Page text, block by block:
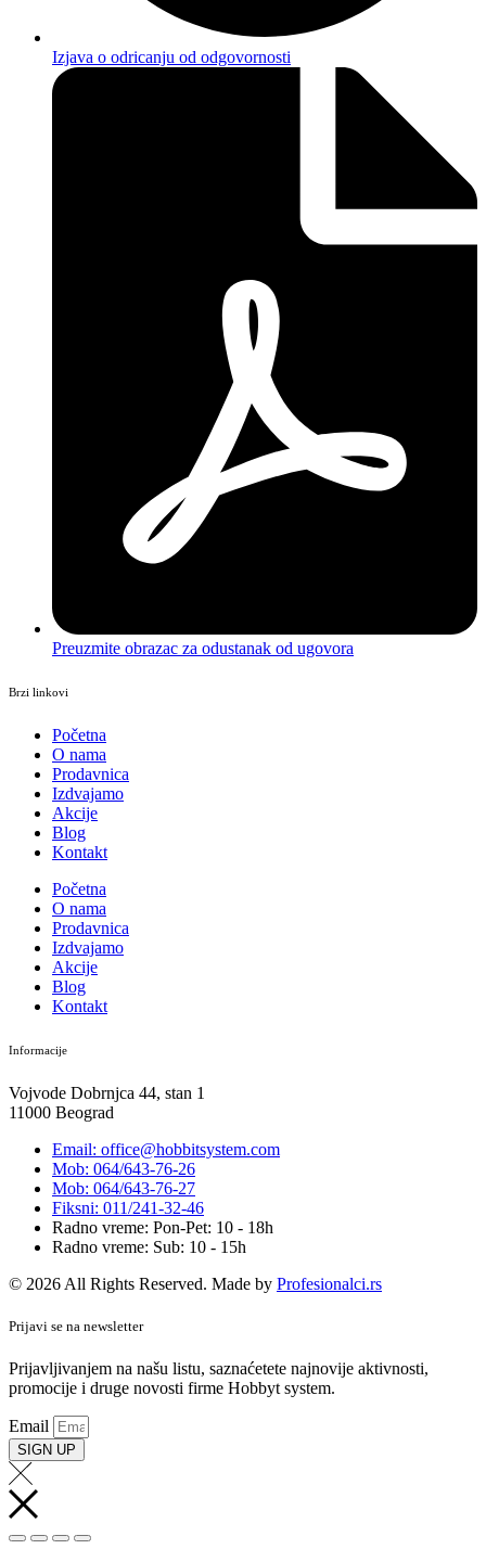
Izjava o odricanju od odgovornosti
Preuzmite obrazac za odustanak od ugovora
Brzi linkovi
Početna
O nama
Prodavnica
Izdvajamo
Akcije
Blog
Kontakt
Početna
O nama
Prodavnica
Izdvajamo
Akcije
Blog
Kontakt
Informacije
Vojvode Dobrnjca 44, stan 1
11000 Beograd
Email: office@hobbitsystem.com
Mob: 064/643-76-26
Mob: 064/643-76-27
Fiksni: 011/241-32-46
Radno vreme: Pon-Pet: 10 - 18h
Radno vreme: Sub: 10 - 15h
© 2026 All Rights Reserved. Made by Profesionalci.rs
Prijavi se na newsletter
Prijavljivanjem na našu listu, saznaćetete najnovije aktivnosti,
promocije i druge novosti firme Hobbyt system.
Email
SIGN UP